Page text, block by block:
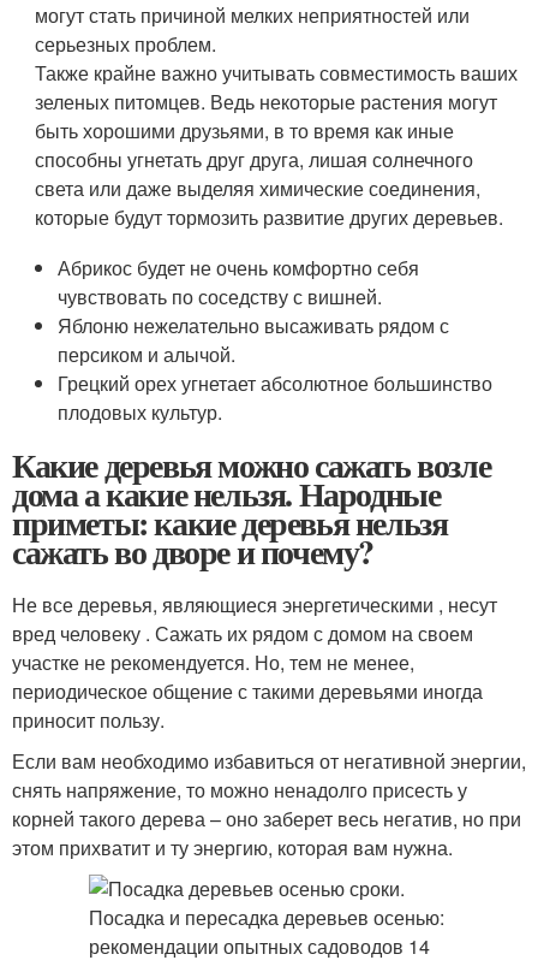
могут стать причиной мелких неприятностей или
серьезных проблем.
Также крайне важно учитывать совместимость ваших
зеленых питомцев. Ведь некоторые растения могут
быть хорошими друзьями, в то время как иные
способны угнетать друг друга, лишая солнечного
света или даже выделяя химические соединения,
которые будут тормозить развитие других деревьев.
Абрикос будет не очень комфортно себя
чувствовать по соседству с вишней.
Яблоню нежелательно высаживать рядом с
персиком и алычой.
Грецкий орех угнетает абсолютное большинство
плодовых культур.
Какие деревья можно сажать возле
дома а какие нельзя. Народные
приметы: какие деревья нельзя
сажать во дворе и почему?
Не все деревья, являющиеся энергетическими , несут
вред человеку . Сажать их рядом с домом на своем
участке не рекомендуется. Но, тем не менее,
периодическое общение с такими деревьями иногда
приносит пользу.
Если вам необходимо избавиться от негативной энергии,
снять напряжение, то можно ненадолго присесть у
корней такого дерева – оно заберет весь негатив, но при
этом прихватит и ту энергию, которая вам нужна.